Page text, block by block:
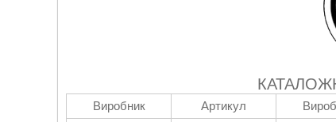
Виробник Артикул